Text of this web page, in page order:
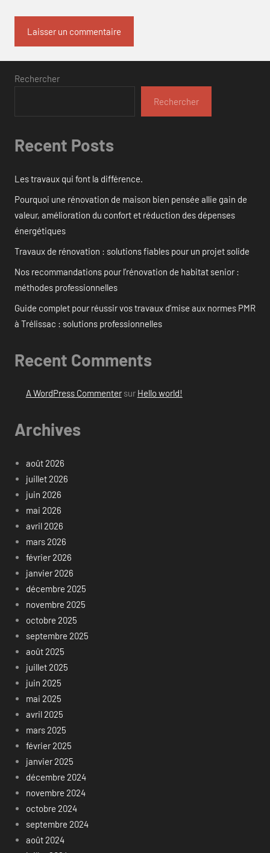
Rechercher
Rechercher
Recent Posts
Les travaux qui font la différence.
Pourquoi une rénovation de maison bien pensée allie gain de
valeur, amélioration du confort et réduction des dépenses
énergétiques
Travaux de rénovation : solutions fiables pour un projet solide
Nos recommandations pour l’rénovation de habitat senior :
méthodes professionnelles
Guide complet pour réussir vos travaux d’mise aux normes PMR
à Trélissac : solutions professionnelles
Recent Comments
A WordPress Commentersur Hello world!
Archives
août 2026
juillet 2026
juin 2026
mai 2026
avril 2026
mars 2026
février 2026
janvier 2026
décembre 2025
novembre 2025
octobre 2025
septembre 2025
août 2025
juillet 2025
juin 2025
mai 2025
avril 2025
mars 2025
février 2025
janvier 2025
décembre 2024
novembre 2024
octobre 2024
septembre 2024
août 2024